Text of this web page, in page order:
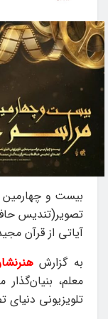
بیست و چهارمین
تصویر(تندیس
آیاتی از قرآن
به گزارش
معلم،
تلویزیونی